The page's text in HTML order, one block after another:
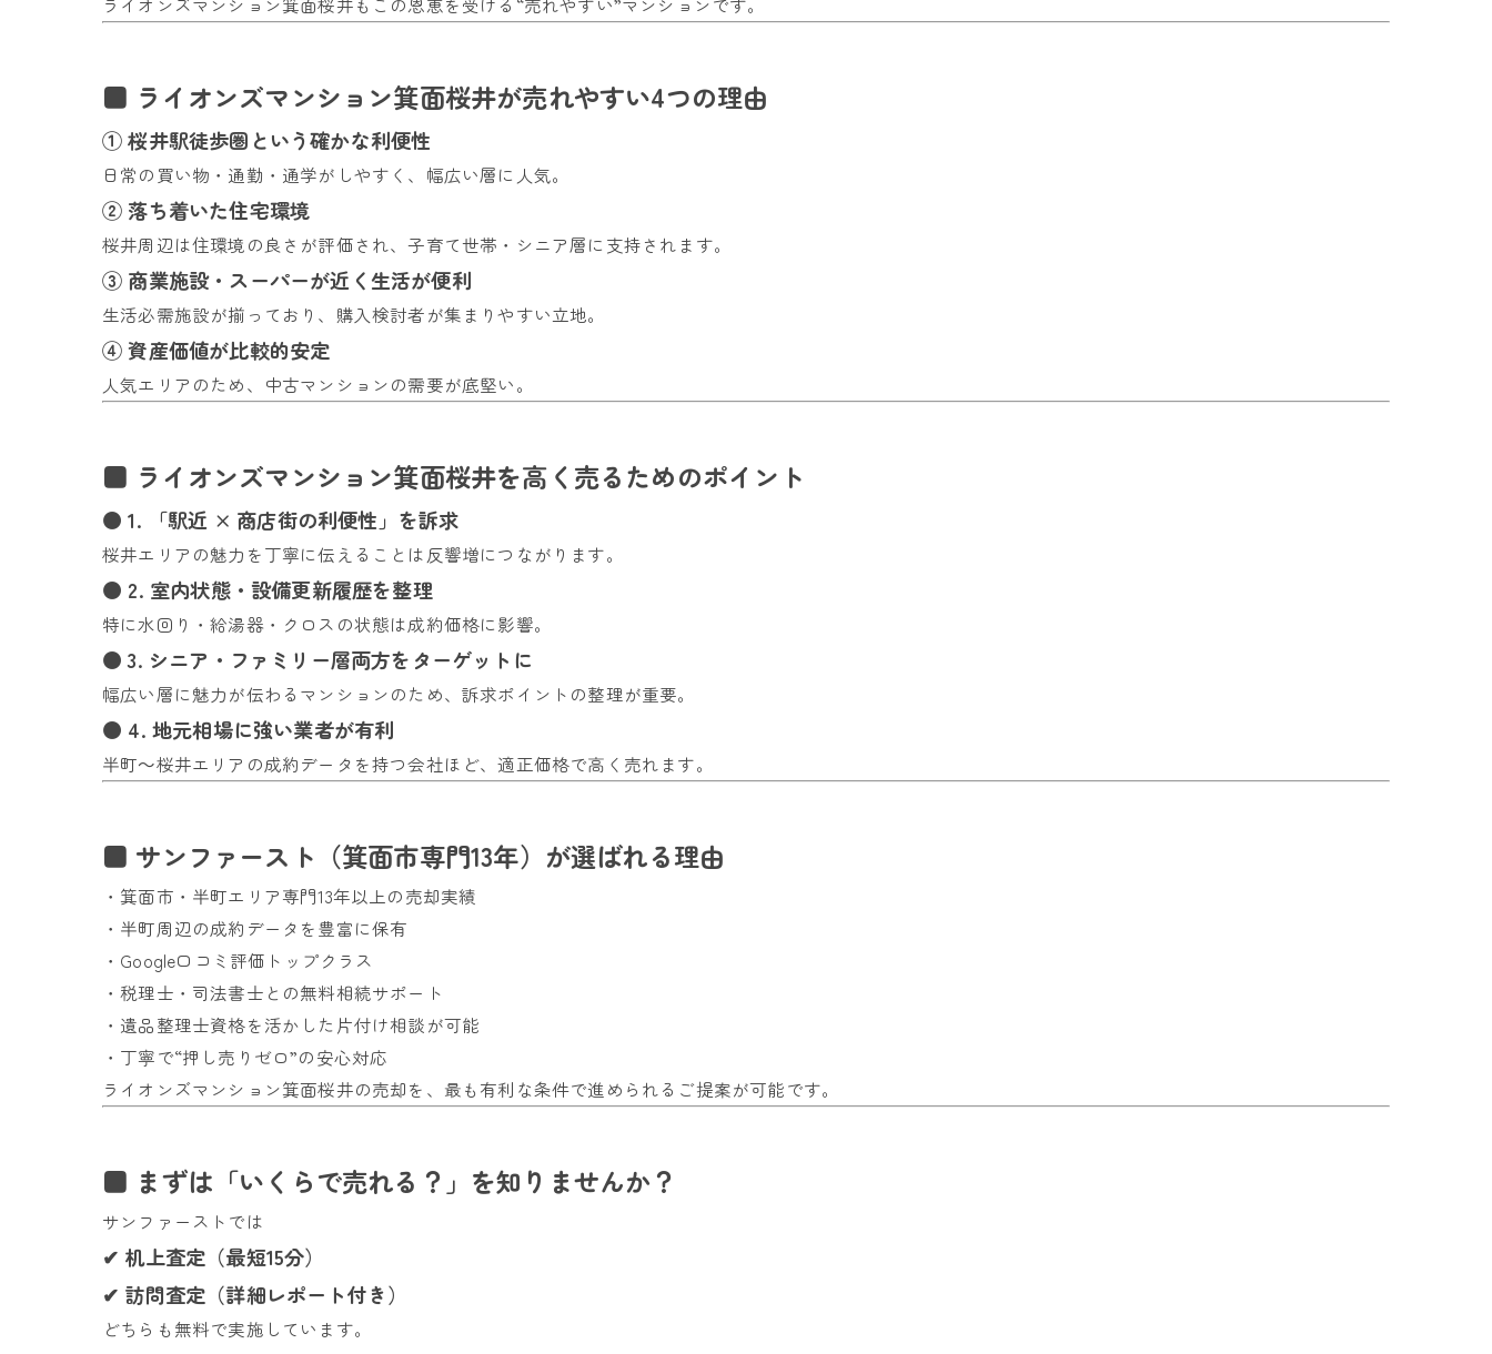
■ ライオンズマンション箕面桜井が売れやすい4つの理由
① 桜井駅徒歩圏という確かな利便性
日常の買い物・通勤・通学がしやすく、幅広い層に人気。
② 落ち着いた住宅環境
桜井周辺は住環境の良さが評価され、子育て世帯・シニア層に支持されます。
③ 商業施設・スーパーが近く生活が便利
生活必需施設が揃っており、購入検討者が集まりやすい立地。
④ 資産価値が比較的安定
人気エリアのため、中古マンションの需要が底堅い。
■ ライオンズマンション箕面桜井を高く売るためのポイント
● 1. 「駅近 × 商店街の利便性」を訴求
桜井エリアの魅力を丁寧に伝えることは反響増につながります。
● 2. 室内状態・設備更新履歴を整理
特に水回り・給湯器・クロスの状態は成約価格に影響。
● 3. シニア・ファミリー層両方をターゲットに
幅広い層に魅力が伝わるマンションのため、訴求ポイントの整理が重要。
● 4. 地元相場に強い業者が有利
半町～桜井エリアの成約データを持つ会社ほど、適正価格で高く売れます。
■ サンファースト（箕面市専門13年）が選ばれる理由
・箕面市・半町エリア専門13年以上の売却実績
・半町周辺の成約データを豊富に保有
・Google口コミ評価トップクラス
・税理士・司法書士との無料相続サポート
・遺品整理士資格を活かした片付け相談が可能
・丁寧で“押し売りゼロ”の安心対応
ライオンズマンション箕面桜井の売却を、最も有利な条件で進められるご提案が可能です。
■ まずは「いくらで売れる？」を知りませんか？
サンファーストでは
✔ 机上査定（最短15分）
✔ 訪問査定（詳細レポート付き）
どちらも無料で実施しています。